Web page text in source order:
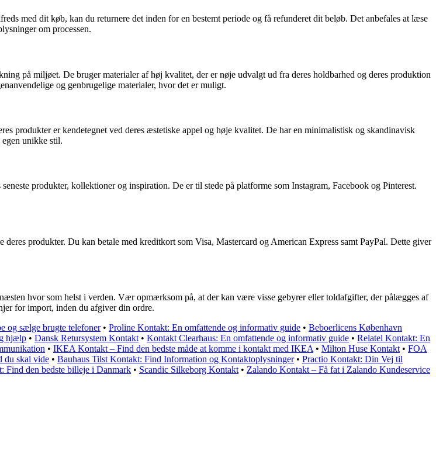
med dit køb, kan du returnere det inden for en bestemt periode og få refunderet dit beløb. Det anbefales at læse
om processen.
på miljøet. De bruger materialer af høj kvalitet, der er nøje udvalgt ud fra deres holdbarhed og deres produktion
og genbrugelige materialer, hvor det er muligt.
produkter er kendetegnet ved deres æstetiske appel og høje kvalitet. De har en minimalistisk og skandinavisk
unikke stil.
produkter, kollektioner og inspiration. De er til stede på platforme som Instagram, Facebook og Pinterest.
produkter. Du kan betale med kreditkort som Visa, Mastercard og American Express samt PayPal. Dette giver
hvor som helst i verden. Vær opmærksom på, at der kan være visse gebyrer eller toldafgifter, der pålægges af
for import, inden du afgiver din ordre.
og sælge brugte telefoner• Proline Kontakt: En omfattende og informativ guide • Beboerlicens København
hjælp • Dansk Retursystem Kontakt • Kontakt Clearhaus: En omfattende og informativ guide • Relatel Kontakt: En
• IKEA Kontakt – Find den bedste måde at komme i kontakt med IKEA • Milton Huse Kontakt • FOA
du skal vide • Bauhaus Tilst Kontakt: Find Information og Kontaktoplysninger• Practio Kontakt: Din Vej til
Find den bedste billeje i Danmark • Scandic Silkeborg Kontakt • Zalando Kontakt – Få fat i Zalando Kundeservice